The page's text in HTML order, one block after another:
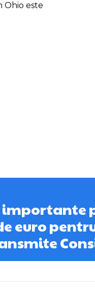
Ohio este
importante
euro